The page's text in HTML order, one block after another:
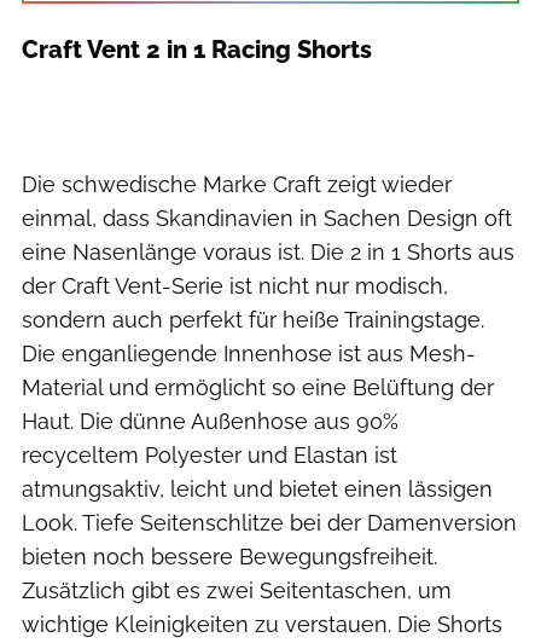
Craft Vent 2 in 1 Racing Shorts
Die schwedische Marke Craft zeigt wieder
einmal, dass Skandinavien in Sachen Design oft
eine Nasenlänge voraus ist. Die 2 in 1 Shorts aus
der Craft Vent-Serie ist nicht nur modisch,
sondern auch perfekt für heiße Trainingstage.
Die enganliegende Innenhose ist aus Mesh-
Material und ermöglicht so eine Belüftung der
Haut. Die dünne Außenhose aus 90%
recyceltem Polyester und Elastan ist
atmungsaktiv, leicht und bietet einen lässigen
Look. Tiefe Seitenschlitze bei der Damenversion
bieten noch bessere Bewegungsfreiheit.
Zusätzlich gibt es zwei Seitentaschen, um
wichtige Kleinigkeiten zu verstauen. Die Shorts